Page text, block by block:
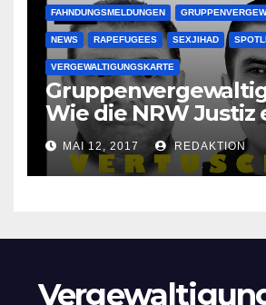
FAHNDUNGSMELDUNGEN
NEWS RAPEFUGEES SEXJIHAD
VERGEWALTIGUNGSKARTE
Wie die NRW Justiz
Lokalzeitung
Bilder zu
MAI 12, 2017 REDAKTION